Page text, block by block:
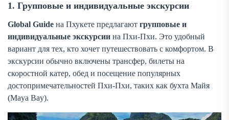
1. Групповые и индивидуальные экскурсии
Global Guide на Пхукете предлагают групповые и
индивидуальные экскурсии на Пхи-Пхи. Это удобный
вариант для тех, кто хочет путешествовать с комфортом. В
экскурсии обычно включены трансфер, билеты на
скоростной катер, обед и посещение популярных
достопримечательностей Пхи-Пхи, таких как бухта Майя
(Maya Bay).